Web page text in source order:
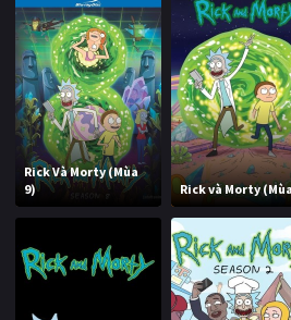
BLOG
Rick Và Morty (Mùa
9)
Rick và Morty